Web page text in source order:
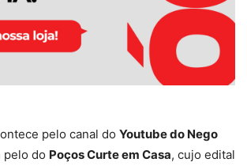
pelo canal do Youtube do Nego
pelo do Poços Curte em Casa, cujo edital